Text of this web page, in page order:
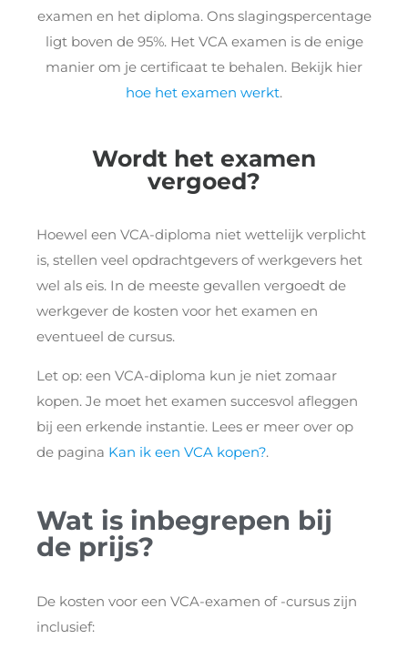
examen en het diploma. Ons slagingspercentage
ligt boven de 95%. Het VCA examen is de enige
manier om je certificaat te behalen. Bekijk hier
hoe het examen werkt.
Wordt het examen
vergoed?
Hoewel een VCA-diploma niet wettelijk verplicht
is, stellen veel opdrachtgevers of werkgevers het
wel als eis. In de meeste gevallen vergoedt de
werkgever de kosten voor het examen en
eventueel de cursus.
Let op: een VCA-diploma kun je niet zomaar
kopen. Je moet het examen succesvol afleggen
bij een erkende instantie. Lees er meer over op
de pagina Kan ik een VCA kopen?.
Wat is inbegrepen bij
de prijs?
De kosten voor een VCA-examen of -cursus zijn
inclusief: